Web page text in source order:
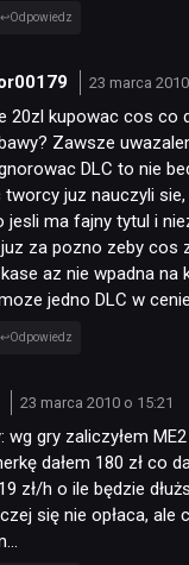
SKLEP
Odpowiedz
23 marca
20zl kupowac cos co
Zawsze
DLC to nie
tworcy juz nauczyli
jesli ma fajny tytul i
juz za pozno zeby cos
az nie wpadna na
jedno DLC w
Odpowiedz
23 marca 2010 o 15:21
wg gry zaliczyłem
dałem 180 zł co
zł/h o ile będzie
się nie opłaca, ale